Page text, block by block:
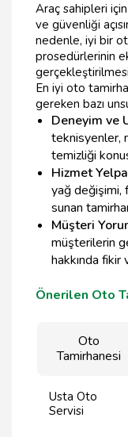
Araç sahipleri
ve güvenliği
nedenle, iyi bir
prosedürlerinin
En iyi oto
gereken bazı
Deneyim ve
teknisyenler,
temizliği
Hizmet
yağ değişimi,
sunan
Müşteri
müşterilerin
hakkında fikir
Önerilen Oto
Oto
Tamirhanesi
Usta Oto
Servisi